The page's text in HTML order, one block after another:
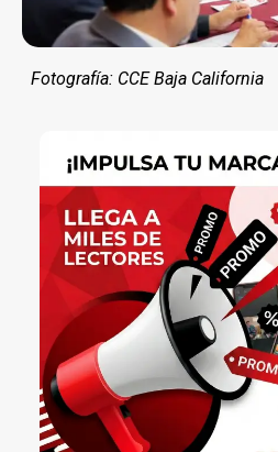
Fotografía: CCE Baja California